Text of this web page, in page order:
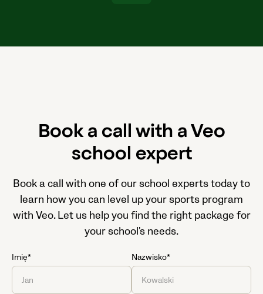
Book a call with a Veo
school expert
Book a call with one of our school experts today to
learn how you can level up your sports program
with Veo. Let us help you find the right package for
your school's needs.
Imię* Nazwisko*